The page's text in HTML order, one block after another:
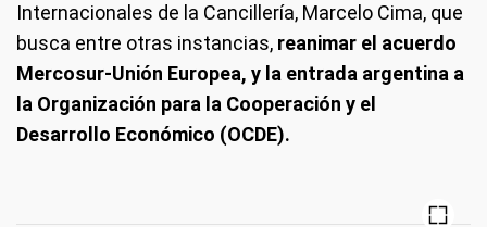
Internacionales de la Cancillería, Marcelo Cima, que
busca entre otras instancias, reanimar el acuerdo
Mercosur-Unión Europea, y la entrada argentina a
la Organización para la Cooperación y el
Desarrollo Económico (OCDE).